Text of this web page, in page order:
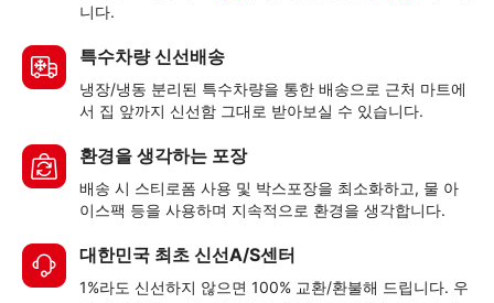
니다.
특수차량 신선배송
냉장/냉동 분리된 특수차량을 통한 배송으로 근처 마트에
서 집 앞까지 신선함 그대로 받아보실 수 있습니다.
환경을 생각하는 포장
배송 시 스티로폼 사용 및 박스포장을 최소화하고, 물 아
이스팩 등을 사용하며 지속적으로 환경을 생각합니다.
대한민국 최초 신선A/S센터
1%라도 신선하지 않으면 100% 교환/환불해 드립니다. 우